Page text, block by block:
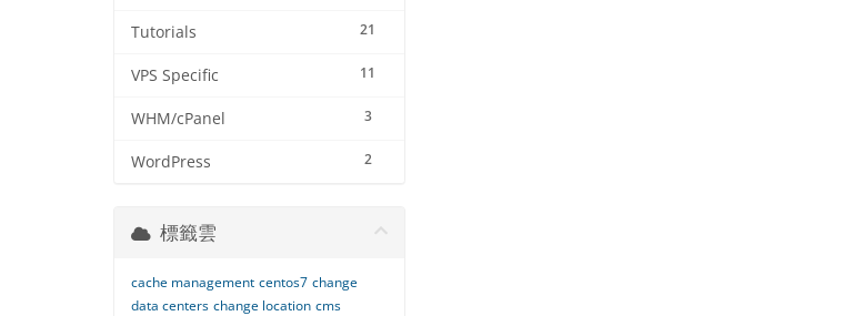
21
Tutorials
11
VPS Specific
3
WHM/cPanel
2
WordPress
標籤雲
cache management centos7 change
data centers change location cms